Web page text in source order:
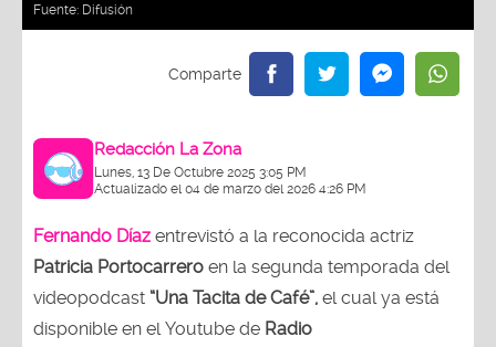
Fuente: Difusión
Redacción La Zona
Lunes, 13 De Octubre 2025 3:05 PM
Actualizado el 04 de marzo del 2026 4:26 PM
Fernando Díaz entrevistó a la reconocida actriz
Patricia Portocarrero en la segunda temporada del
videopodcast “Una Tacita de Café”, el cual ya está
disponible en el Youtube de Radio